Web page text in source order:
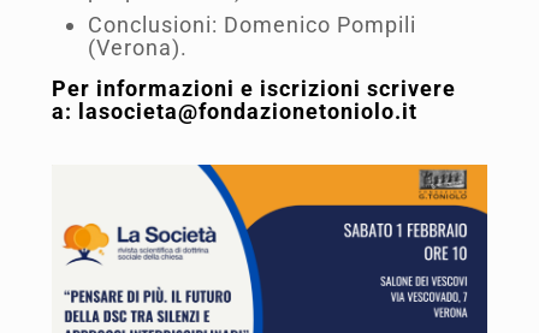
Conclusioni: Domenico Pompili
(Verona).
Per informazioni e iscrizioni scrivere
a:
lasocieta@fondazionetoniolo.it